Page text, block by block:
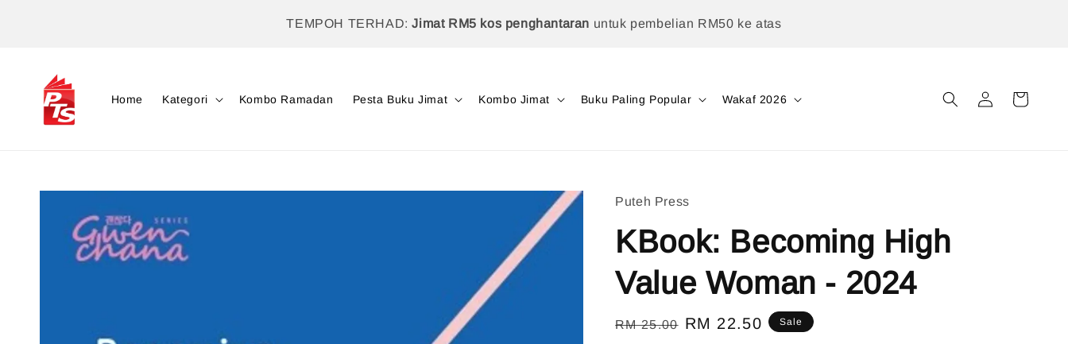
TEMPOH TERHAD:Jimat RM5 kos penghantaran untuk pembelian RM50 ke atas
Home Kategori Kombo Ramadan Pesta Buku Jimat Kombo Jimat Buku Paling Popular Wakaf 2026
Puteh Press
KBook: Becoming High
Value Woman - 2024
Regular
RM 25.00 Sale
RM 22.50 Sale